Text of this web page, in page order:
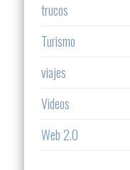
trucos
Turismo
viajes
Videos
Web 2.0